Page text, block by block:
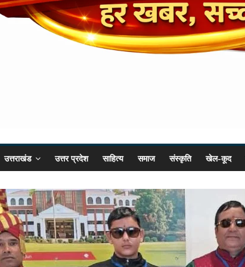
उत्तराखंड उत्तर प्रदेश साहित्य समाज संस्कृति खेल-कूद